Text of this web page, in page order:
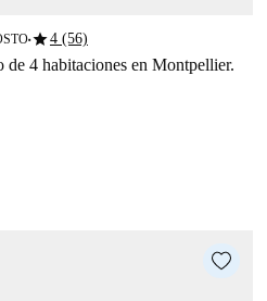
■star4 (56)
4 habitaciones en Montpellier.